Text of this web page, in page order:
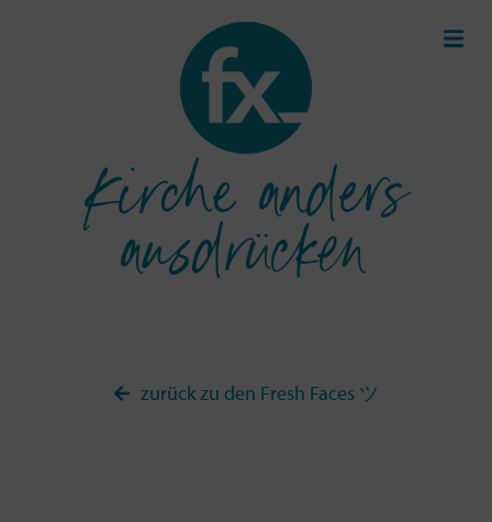
Kirche anders
ausdrücken
zurück zu den Fresh Faces ツ